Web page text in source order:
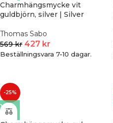
Charmhängsmycke vit
guldbjörn, silver | Silver
Thomas Sabo
569kr 427 kr
Beställningsvara 7-10 dagar.
-25%